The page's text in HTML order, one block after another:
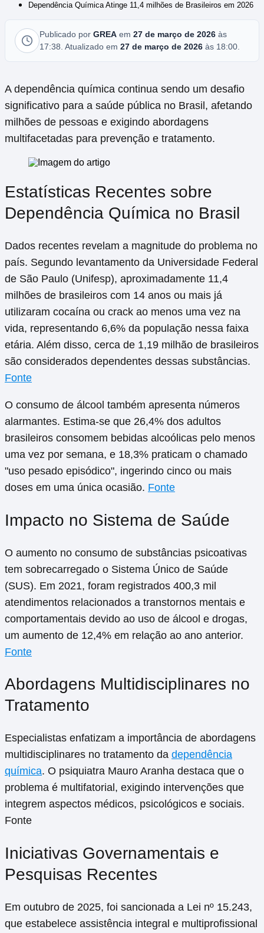
Dependência Química Atinge 11,4 milhões de Brasileiros em 2026
Publicado por GREA em 27 de março de 2026 às
17:38. Atualizado em 27 de março de 2026 às 18:00.
A dependência química continua sendo um desafio
significativo para a saúde pública no Brasil, afetando
milhões de pessoas e exigindo abordagens
multifacetadas para prevenção e tratamento.
Estatísticas Recentes sobre
Dependência Química no Brasil
Dados recentes revelam a magnitude do problema no
país. Segundo levantamento da Universidade Federal
de São Paulo (Unifesp), aproximadamente 11,4
milhões de brasileiros com 14 anos ou mais já
utilizaram cocaína ou crack ao menos uma vez na
vida, representando 6,6% da população nessa faixa
etária. Além disso, cerca de 1,19 milhão de brasileiros
são considerados dependentes dessas substâncias.
Fonte
O consumo de álcool também apresenta números
alarmantes. Estima-se que 26,4% dos adultos
brasileiros consomem bebidas alcoólicas pelo menos
uma vez por semana, e 18,3% praticam o chamado
"uso pesado episódico", ingerindo cinco ou mais
doses em uma única ocasião. Fonte
Impacto no Sistema de Saúde
O aumento no consumo de substâncias psicoativas
tem sobrecarregado o Sistema Único de Saúde
(SUS). Em 2021, foram registrados 400,3 mil
atendimentos relacionados a transtornos mentais e
comportamentais devido ao uso de álcool e drogas,
um aumento de 12,4% em relação ao ano anterior.
Fonte
Abordagens Multidisciplinares no
Tratamento
Especialistas enfatizam a importância de abordagens
multidisciplinares no tratamento da dependência
química. O psiquiatra Mauro Aranha destaca que o
problema é multifatorial, exigindo intervenções que
integrem aspectos médicos, psicológicos e sociais.
Fonte
Iniciativas Governamentais e
Pesquisas Recentes
Em outubro de 2025, foi sancionada a Lei nº 15.243,
que estabelece assistência integral e multiprofissional